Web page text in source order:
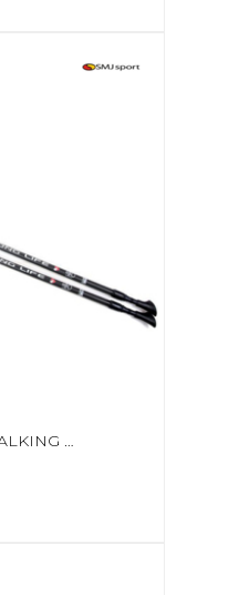
KIJKI NORDIC WALKING SMJ LONG LIFE